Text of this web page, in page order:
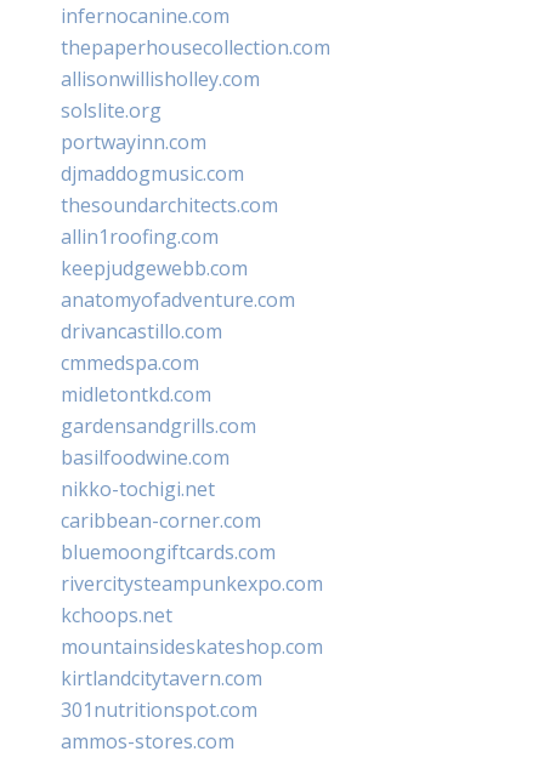
infernocanine.com
thepaperhousecollection.com
allisonwillisholley.com
solslite.org
portwayinn.com
djmaddogmusic.com
thesoundarchitects.com
allin1roofing.com
keepjudgewebb.com
anatomyofadventure.com
drivancastillo.com
cmmedspa.com
midletontkd.com
gardensandgrills.com
basilfoodwine.com
nikko-tochigi.net
caribbean-corner.com
bluemoongiftcards.com
rivercitysteampunkexpo.com
kchoops.net
mountainsideskateshop.com
kirtlandcitytavern.com
301nutritionspot.com
ammos-stores.com